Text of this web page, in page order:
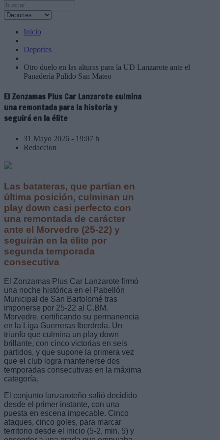
Inicio
Deportes
Otro duelo en las alturas para la UD Lanzarote ante el
Panadería Pulido San Mateo
El Zonzamas Plus Car Lanzarote culmina
una remontada para la historia y
seguirá en la élite
31 Mayo 2026 - 19:07 h
Redaccion
Las batateras, que partían en
última posición, culminan un
play down casi perfecto con
una remontada de carácter
ante el Morvedre (25-22) y
seguirán en la élite por
segunda temporada
consecutiva
El Zonzamas Plus Car Lanzarote firmó
una noche histórica en el Pabellón
Municipal de San Bartolomé tras
imponerse por 25-22 al C.BM.
Morvedre, certificando su permanencia
en la Liga Guerreras Iberdrola. Un
triunfo que culmina un play down
brillante, con cinco victorias en seis
partidos, y que supone la primera vez
que el club logra mantenerse dos
temporadas consecutivas en la máxima
categoría.
El conjunto lanzaroteño salió decidido
desde el primer instante, con una
puesta en escena impecable. Cinco
ataques, cinco goles, para marcar
territorio desde el inicio (5-2, min. 5) y